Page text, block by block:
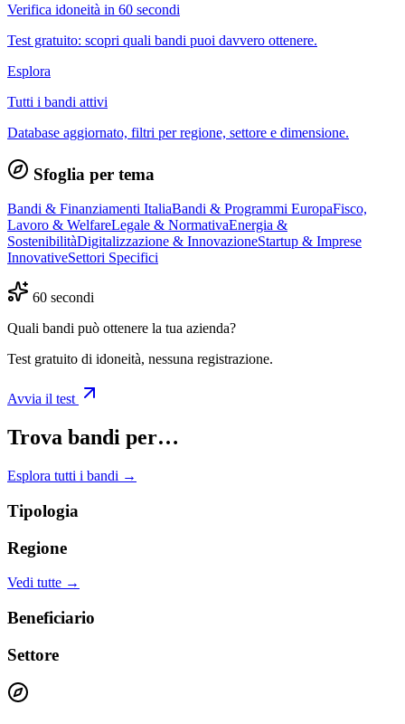
Verifica idoneità in 60 secondi
Test gratuito: scopri quali bandi puoi davvero ottenere.
Esplora
Tutti i bandi attivi
Database aggiornato, filtri per regione, settore e dimensione.
Sfoglia per tema
Bandi & Finanziamenti ItaliaBandi & Programmi EuropaFisco,
Lavoro & WelfareLegale & NormativaEnergia &
SostenibilitàDigitalizzazione & InnovazioneStartup & Imprese
InnovativeSettori Specifici
60 secondi
Quali bandi può ottenere la tua azienda?
Test gratuito di idoneità, nessuna registrazione.
Avvia il test
Trova bandi per…
Esplora tutti i bandi →
Tipologia
Regione
Vedi tutte →
Beneficiario
Settore